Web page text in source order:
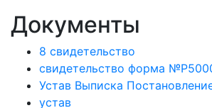
Документы
8 свидетельство
свидетельство форма
Устав Выписка
устав